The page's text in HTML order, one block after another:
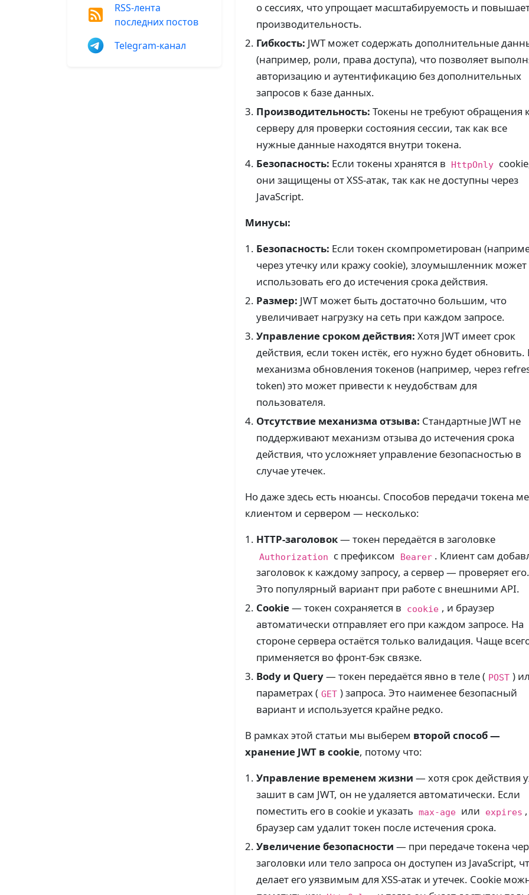
о сессиях, что упрощает масштабируемость и
производительность.
Гибкость: JWT может содержать дополнительные
(например, роли, права доступа), что позволяет
авторизацию и аутентификацию без дополнительных
запросов к базе данных.
Производительность: Токены не требуют обращения
серверу для проверки состояния сессии, так как все
нужные данные находятся внутри токена.
Безопасность: Если токены хранятся в HttpOnly
они защищены от XSS-атак, так как не доступны через
JavaScript.
Минусы:
Безопасность: Если токен скомпрометирован
через утечку или кражу cookie), злоумышленник может
использовать его до истечения срока действия.
Размер: JWT может быть достаточно большим, что
увеличивает нагрузку на сеть при каждом запросе.
Управление сроком действия: Хотя JWT имеет срок
действия, если токен истёк, его нужно будет обновить.
механизма обновления токенов (например, через
token) это может привести к неудобствам для
пользователя.
Отсутствие механизма отзыва: Стандартные JWT не
поддерживают механизм отзыва до истечения срока
действия, что усложняет управление безопасностью в
случае утечек.
Но даже здесь есть нюансы. Способов передачи токена
клиентом и сервером — несколько:
HTTP-заголовок— токен передаётся в заголовке
Authorization с префиксом Bearer . Клиент сам
заголовок к каждому запросу, а сервер — проверяет его.
Это популярный вариант при работе с внешними API.
Cookie— токен сохраняется в cookie , и браузер
автоматически отправляет его при каждом запросе. На
стороне сервера остаётся только валидация. Чаще
применяется во фронт-бэк связке.
Body и Query— токен передаётся явно в теле ( POST )
параметрах ( GET ) запроса. Это наименее безопасный
вариант и используется крайне редко.
В рамках этой статьи мы выберем второй способ —
хранение JWT в cookie, потому что:
Управление временем жизни — хотя срок действия
зашит в сам JWT, он не удаляется автоматически. Если
поместить его в cookie и указать max-age или expires ,
браузер сам удалит токен после истечения срока.
Увеличение безопасности — при передаче токена
заголовки или тело запроса он доступен из JavaScript,
делает его уязвимым для XSS-атак и утечек. Cookie
RSS-лента
последних постов
Telegram-канал